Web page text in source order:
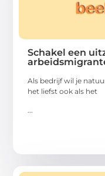
Schakel een
Als bedrijf wil je
het liefst ook als het
...